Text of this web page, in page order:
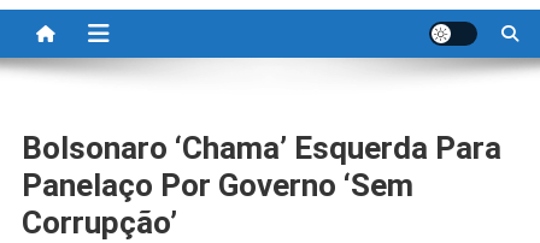
Bolsonaro ‘chama’ Esquerda Para
Panelaço Por Governo ‘sem
Corrupção’